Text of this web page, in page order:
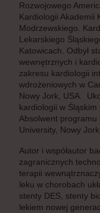
Rozwojowego
Kardiologii Akademii
Modrzewskiego.
Lekarskiego
Katowicach. Odbył
wewnętrznych i
zakresu kardiologii
wdrożeniowych w
Nowy Jork, USA.
kardiologii w
Absolwent programu
University, Nowy
Autor i współautor
zagranicznych
terapii
leku w chorobach
stenty DES, stenty
lekiem nowej